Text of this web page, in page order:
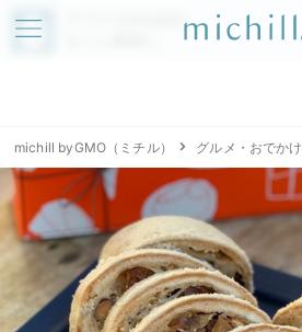
アプリでmichillが
michill byGMO（ミチル） グルメ・おでかけ